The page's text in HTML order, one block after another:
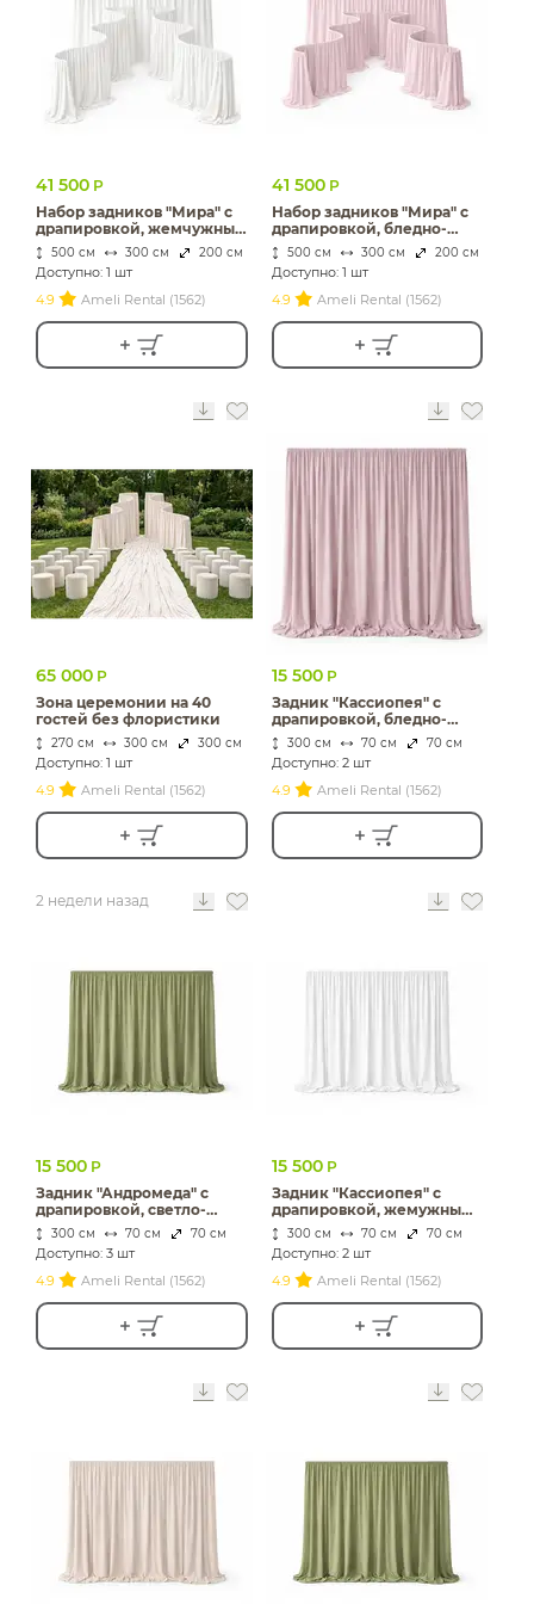
ИЗДЕЛИЯ ДЛЯ
КОМФОРТА
ТЕХНИЧЕСКОЕ
ОБОРУДОВАНИЕ
41 500 Р
Набор задников "Мира" с
драпировкой, жемчужный
бархат
500 см 300 см 200 см
Доступно: 1 шт
4.9
Ameli Rental (1562)
41 500 Р
Набор задников "Мира" с
драпировкой, бледно-
розовый бархат
500 см 300 см 200 см
Доступно: 1 шт
4.9
Ameli Rental (1562)
65 000 Р
Зона церемонии на 40
гостей без флористики
270 см 300 см 300 см
Доступно: 1 шт
4.9
Ameli Rental (1562)
15 500 Р
Задник "Кассиопея" с
драпировкой, бледно-
розовый бархат
300 см 70 см 70 см
Доступно: 2 шт
4.9
Ameli Rental (1562)
2 недели назад
15 500 Р
Задник "Андромеда" с
драпировкой, светло-
зеленый бархат
300 см 70 см 70 см
Доступно: 3 шт
4.9
Ameli Rental (1562)
15 500 Р
Задник "Кассиопея" с
драпировкой, жемужный
бархат
300 см 70 см 70 см
Доступно: 2 шт
4.9
Ameli Rental (1562)